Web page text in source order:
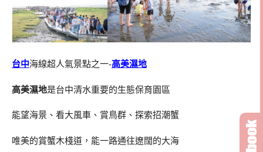
台中海線超人氣景點之一-高美濕地
高美濕地是台中清水重要的生態保育園區
能望海景、看大風車、賞鳥群、探索招潮蟹
唯美的賞蟹木棧道，能一路通往遼闊的大海